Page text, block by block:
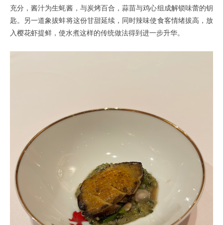
充分，酱汁为生蚝酱，与炭烤百合，蒜苗与鸡心组成解锁味蕾的钥
匙。另一道象拔蚌将这份甘甜延续，同时辣味使食客情绪拔高，放
入樱花虾提鲜，使水煮这样的传统做法得到进一步升华。